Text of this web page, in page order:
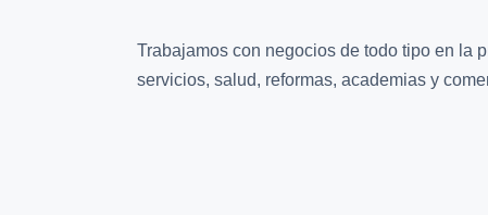
Trabajamos con negocios de todo tipo en la
servicios, salud, reformas, academias y